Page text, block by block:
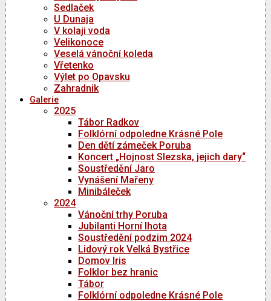
Sedlaček
U Dunaja
V kolaji voda
Velikonoce
Veselá vánoční koleda
Vřetenko
Výlet po Opavsku
Zahradnik
Galerie
2025
Tábor Radkov
Folklórní odpoledne Krásné Pole
Den dětí zámeček Poruba
Koncert „Hojnost Slezska, jejich dary“
Soustředění Jaro
Vynášení Mařeny
Minibáleček
2024
Vánoční trhy Poruba
Jubilanti Horní lhota
Soustředění podzim 2024
Lidový rok Velká Bystřice
Domov Iris
Folklor bez hranic
Tábor
Folklórní odpoledne Krásné Pole